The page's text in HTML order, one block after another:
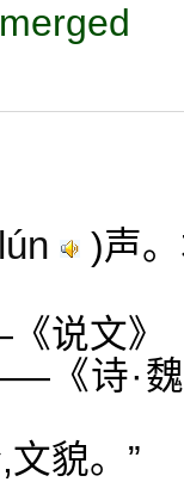
lún
)声
说文》
《诗·魏
貌。”